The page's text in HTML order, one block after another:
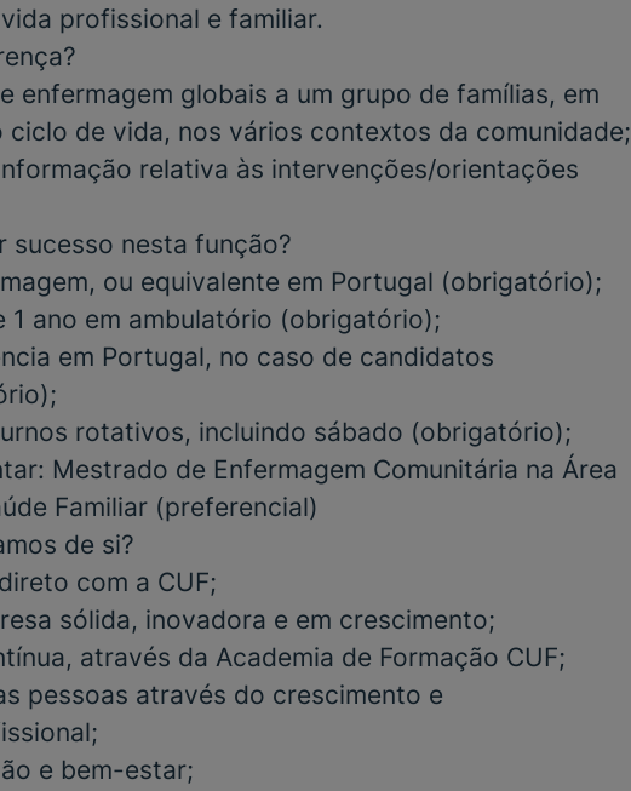
profissional e familiar.
enfermagem globais a um grupo de famílias, em
de vida, nos vários contextos da comunidade;
relativa às intervenções/orientações
sucesso nesta função?
ou equivalente em Portugal (obrigatório);
1 ano em ambulatório (obrigatório);
em Portugal, no caso de candidatos
;
rotativos, incluindo sábado (obrigatório);
Mestrado de Enfermagem Comunitária na Área
Familiar (preferencial)
de si?
com a CUF;
sólida, inovadora e em crescimento;
através da Academia de Formação CUF;
pessoas através do crescimento e
e bem-estar;